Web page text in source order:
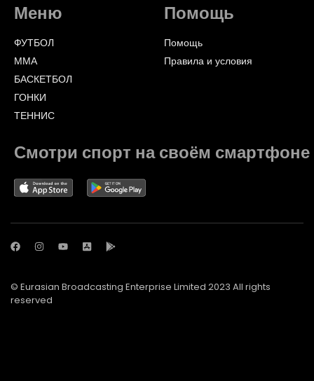
Меню
ФУТБОЛ
ММА
БАСКЕТБОЛ
ГОНКИ
ТЕННИС
Помощь
Помощь
Правила и условия
Смотри спорт на своём смартфоне
© Eurasian Broadcasting Enterprise Limited 2023 All rights
reserved